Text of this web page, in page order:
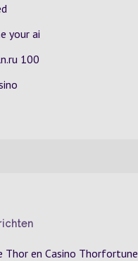
your ai
100
Thor en Casino Thorfortune